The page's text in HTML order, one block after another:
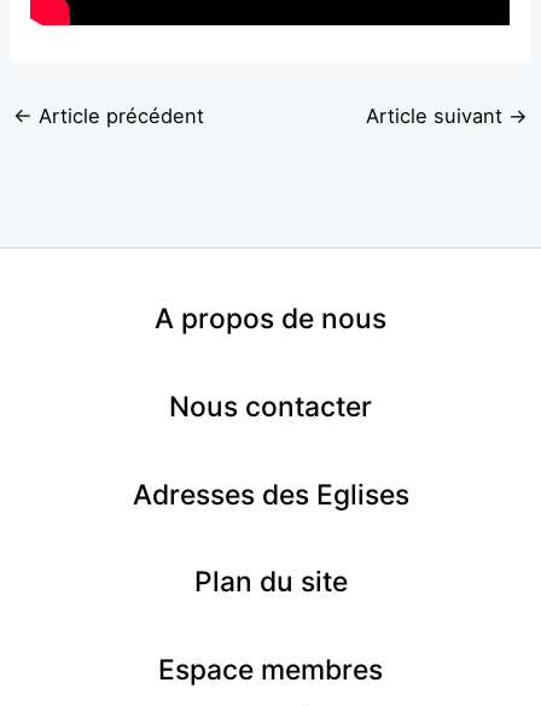
← Article précédent Article suivant →
A propos de nous
Nous contacter
Adresses des Eglises
Plan du site
Espace membres